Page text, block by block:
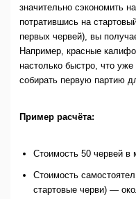
значительно сэкономить
потратившись на
первых червей), вы
Например, красные
настолько быстро, что
собирать первую партию
Пример расчёта:
Стоимость 50 червей в
Стоимость
стартовые черви) —